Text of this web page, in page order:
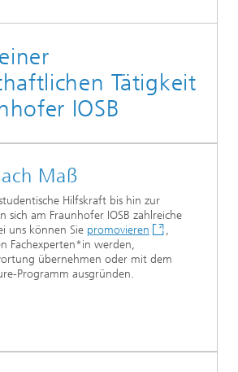
Tätigkeit
IOSB
Maß
Hilfskraft bis hin zur
sich am Fraunhofer IOSB zahlreiche
uns können Sie promovieren
,
Fachexperten*in werden,
übernehmen oder mit dem
Programm ausgründen.